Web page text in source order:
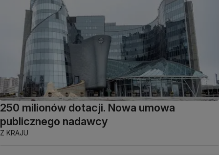
250 milionów dotacji. Nowa umowa
publicznego nadawcy
Z KRAJU